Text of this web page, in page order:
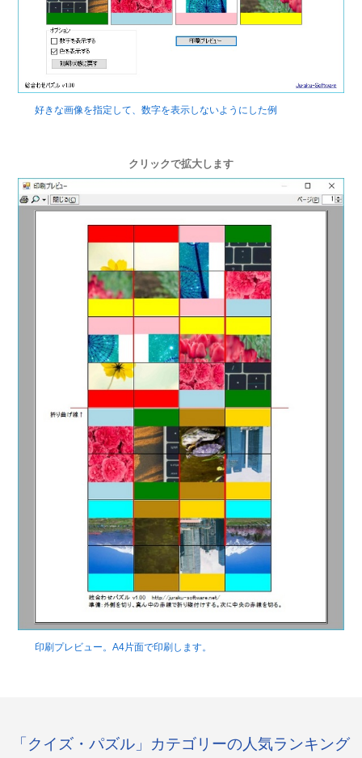
好きな画像を指定して、数字を表示しないようにした例
クリックで拡大します
印刷プレビュー。A4片面で印刷します。
「クイズ・パズル」カテゴリーの人気ランキング